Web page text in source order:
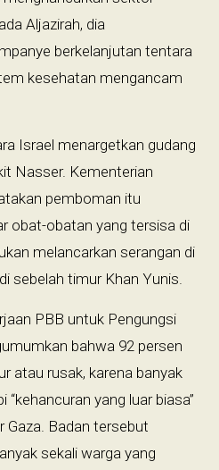
Aljazirah, dia
berkelanjutan tentara
kesehatan mengancam
Israel menargetkan gudang
Nasser. Kementerian
pemboman itu
obat-obatan yang tersisa di
melancarkan serangan di
sebelah timur Khan Yunis.
PBB untuk Pengungsi
bahwa 92 persen
atau rusak, karena banyak
yang luar biasa”
Gaza. Badan tersebut
sekali warga yang